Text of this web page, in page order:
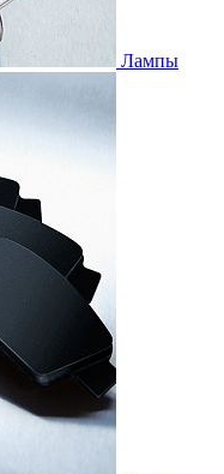
Лампы